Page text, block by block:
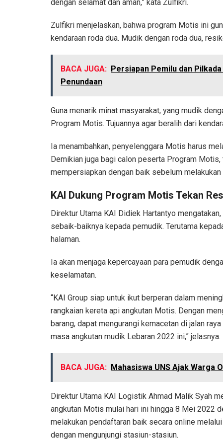
dengan selamat dan aman,” kata Zulfikri.
Zulfikri menjelaskan, bahwa program Motis ini
kendaraan roda dua. Mudik dengan roda dua,
BACA JUGA: Persiapan Pemilu dan
Penundaan
Guna menarik minat masyarakat, yang mudik
Program Motis. Tujuannya agar beralih dari
Ia menambahkan, penyelenggara Motis harus
Demikian juga bagi calon peserta Program
mempersiapkan dengan baik sebelum melakukan
KAI Dukung Program Motis Tekan
Direktur Utama KAI Didiek Hartantyo
sebaik-baiknya kepada pemudik. Terutama
halaman.
Ia akan menjaga kepercayaan para pemudik
keselamatan.
“KAI Group siap untuk ikut berperan dalam
rangkaian kereta api angkutan Motis. Dengan
barang, dapat mengurangi kemacetan di jalan
masa angkutan mudik Lebaran 2022 ini,” jelasnya.
BACA JUGA: Mahasiswa UNS Ajak Warga
Direktur Utama KAI Logistik Ahmad Malik Syah
angkutan Motis mulai hari ini hingga 8 Mei 2022
melakukan pendaftaran baik secara online melalui
dengan mengunjungi stasiun-stasiun.